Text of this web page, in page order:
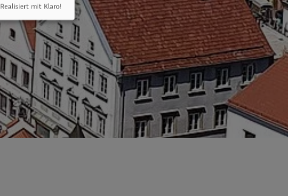
Realisiert mit Klaro!